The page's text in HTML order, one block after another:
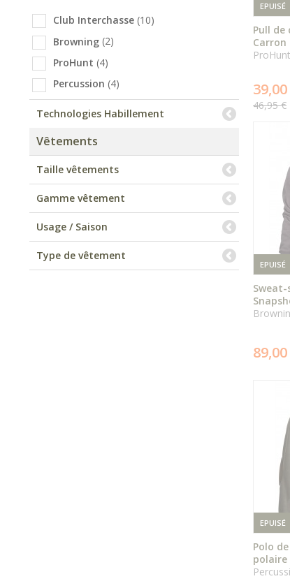
Club Interchasse (10)
Browning (2)
ProHunt (4)
Percussion (4)
Technologies Habillement
Vêtements
Taille vêtements
Gamme vêtement
Usage / Saison
Type de vêtement
EPUISÉ
Pull de
Carron
ProHunt
46,95 €
EPUISÉ
EPUISÉ
Polo
polaire